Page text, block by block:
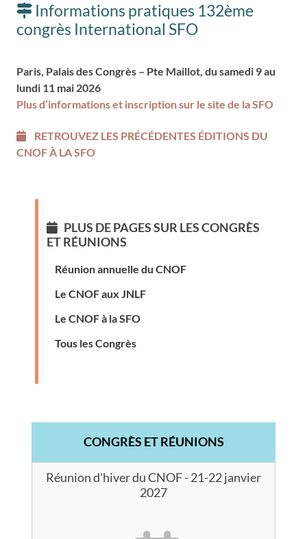
Informations pratiques 132ème
congrès International SFO
Paris, Palais des Congrès – Pte Maillot, du samedi 9 au
lundi 11 mai 2026
Plus d’informations et inscription sur le site de la SFO
RETROUVEZ LES PRÉCÉDENTES ÉDITIONS DU
CNOF À LA SFO
PLUS DE PAGES SUR LES CONGRÈS
ET RÉUNIONS
Réunion annuelle du CNOF
Le CNOF aux JNLF
Le CNOF à la SFO
Tous les Congrès
CONGRÈS ET RÉUNIONS
Réunion d'hiver du CNOF - 21-22 janvier
2027